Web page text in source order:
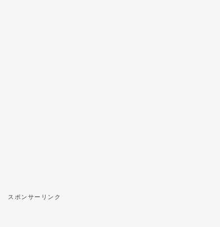
スポンサーリンク